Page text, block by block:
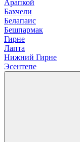
Арапкой
Бахчели
Белапаис
Бешпармак
Гирне
Лапта
Нижний Гирне
Эсентепе